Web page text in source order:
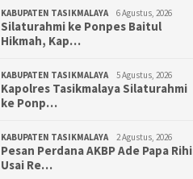
KABUPATEN TASIKMALAYA 6 Agustus, 2026
Silaturahmi ke Ponpes Baitul
Hikmah, Kap…
KABUPATEN TASIKMALAYA 5 Agustus, 2026
Kapolres Tasikmalaya Silaturahmi
ke Ponp…
KABUPATEN TASIKMALAYA 2 Agustus, 2026
Pesan Perdana AKBP Ade Papa Rihi
Usai Re…